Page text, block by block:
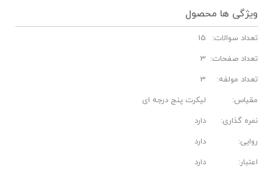
ویژگی ها محصول
تعداد سوالات:
15
تعداد صفحات: 3
تعداد مولفه:
3
مقیاس:
لیکرت پنج درجه ای
نمره گذاری:
دارد
روایی:
دارد
اعتبار:
دارد